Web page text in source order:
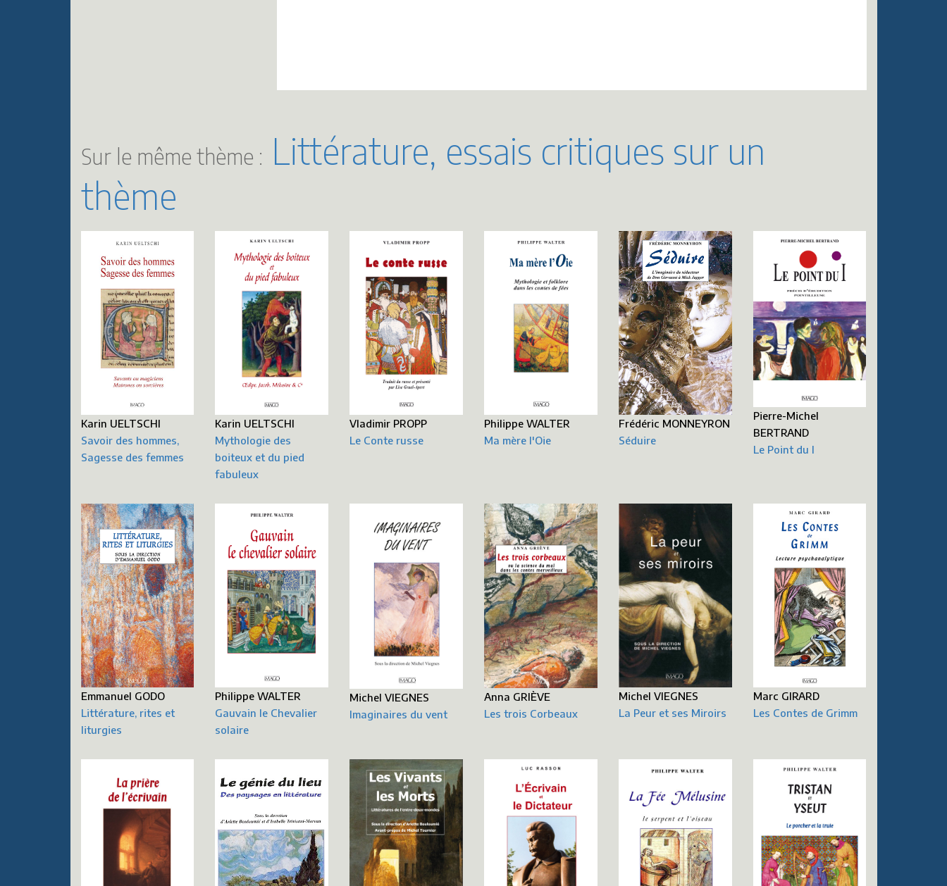
Sur le même thème : Littérature, essais critiques sur un
thème
Karin UELTSCHI
Savoir des hommes,
Sagesse des femmes
Karin UELTSCHI
Mythologie des
boiteux et du pied
fabuleux
Vladimir PROPP
Le Conte russe
Philippe WALTER
Ma mère l'Oie
Frédéric MONNEYRON
Séduire
Pierre-Michel
BERTRAND
Le Point du I
Emmanuel GODO
Littérature, rites et
liturgies
Philippe WALTER
Gauvain le Chevalier
solaire
Michel VIEGNES
Imaginaires du vent
Anna GRIÈVE
Les trois Corbeaux
Michel VIEGNES
La Peur et ses Miroirs
Marc GIRARD
Les Contes de Grimm